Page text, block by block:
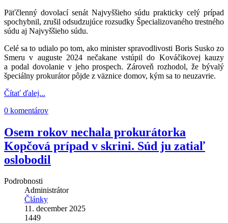
Päťčlenný dovolací senát Najvyššieho súdu prakticky celý prípad
spochybnil, zrušil odsudzujúce rozsudky Špecializovaného trestného
súdu aj Najvyššieho súdu.
Celé sa to udialo po tom, ako minister spravodlivosti Boris Susko zo
Smeru v auguste 2024 nečakane vstúpil do Kováčikovej kauzy
a podal dovolanie v jeho prospech. Zároveň rozhodol, že bývalý
špeciálny prokurátor pôjde z väznice domov, kým sa to neuzavrie.
Čítať ďalej...
0 komentárov
Osem rokov nechala prokurátorka
Kopčová prípad v skrini. Súd ju zatiaľ
oslobodil
Podrobnosti
Administrátor
Články
11. december 2025
1449